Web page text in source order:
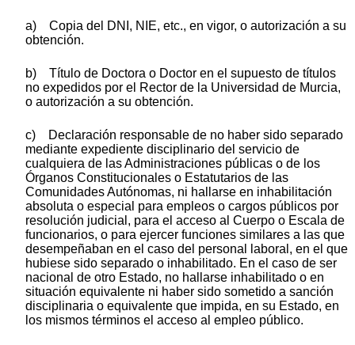
a) Copia del DNI, NIE, etc., en vigor, o autorización a su
obtención.
b) Título de Doctora o Doctor en el supuesto de títulos
no expedidos por el Rector de la Universidad de Murcia,
o autorización a su obtención.
c) Declaración responsable de no haber sido separado
mediante expediente disciplinario del servicio de
cualquiera de las Administraciones públicas o de los
Órganos Constitucionales o Estatutarios de las
Comunidades Autónomas, ni hallarse en inhabilitación
absoluta o especial para empleos o cargos públicos por
resolución judicial, para el acceso al Cuerpo o Escala de
funcionarios, o para ejercer funciones similares a las que
desempeñaban en el caso del personal laboral, en el que
hubiese sido separado o inhabilitado. En el caso de ser
nacional de otro Estado, no hallarse inhabilitado o en
situación equivalente ni haber sido sometido a sanción
disciplinaria o equivalente que impida, en su Estado, en
los mismos términos el acceso al empleo público.